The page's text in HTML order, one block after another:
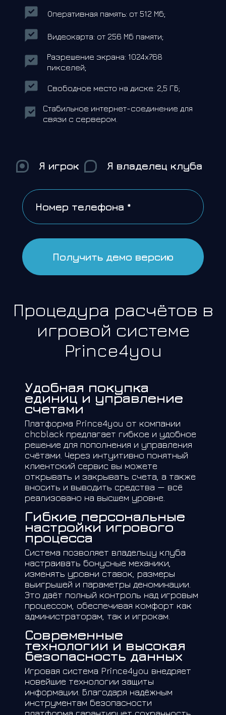
Оперативная память: от 512 Мб;
Видеокарта: от 256 Мб памяти;
Разрешение экрана: 1024x768
пикселей;
Свободное место на диске: 2,5 ГБ;
Стабильное интернет-соединение для
связи с сервером.
Я игрок Я владелец клуба
Процедура расчётов в
игровой системе
Prince4you
Удобная покупка
единиц и управление
счетами
Платформа Prince4you от компании
chcblack предлагает гибкое и удобное
решение для пополнения и управления
счётами. Через интуитивно понятный
клиентский сервис вы можете
открывать и закрывать счета, а также
вносить и выводить средства — всё
реализовано на высшем уровне.
Гибкие персональные
настройки игрового
процесса
Система позволяет владельцу клуба
настраивать бонусные механики,
изменять уровни ставок, размеры
выигрышей и параметры деноминации.
Это даёт полный контроль над игровым
процессом, обеспечивая комфорт как
администраторам, так и игрокам.
Современные
технологии и высокая
безопасность данных
Игровая система Prince4you внедряет
новейшие технологии защиты
информации. Благодаря надёжным
инструментам безопасности